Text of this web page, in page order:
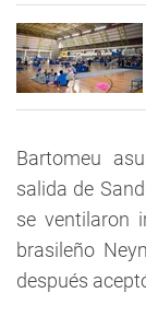
Bartomeu
salida de
se ventilaron
brasileño
después